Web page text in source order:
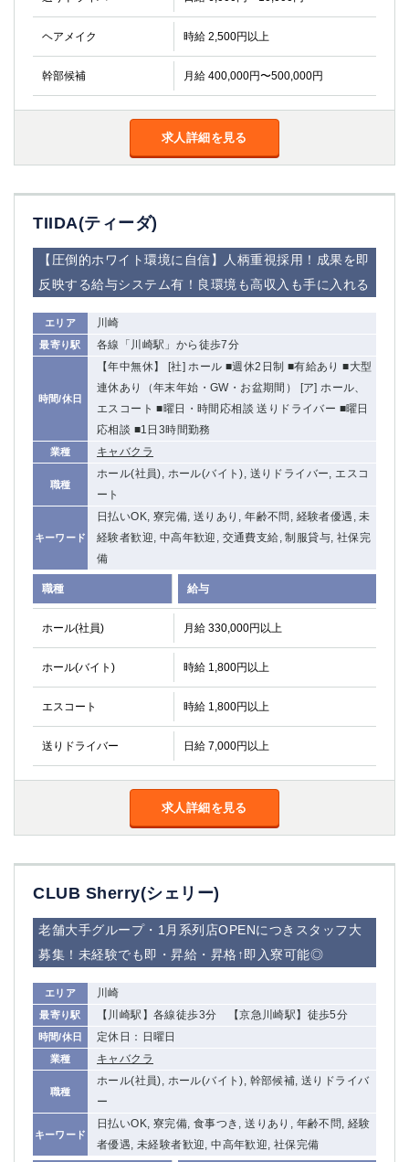
ヘアメイク 時給 2,500円以上
幹部候補 月給 400,000円〜500,000円
求人詳細を見る
TIIDA(ティーダ)
【圧倒的ホワイト環境に自信】人柄重視採用！成果を即
反映する給与システム有！良環境も高収入も手に入れる
エリア 川崎
最寄り駅 各線「川崎駅」から徒歩7分
時間/休日
【年中無休】 [社] ホール ■週休2日制 ■有給あり ■大型
連休あり（年末年始・GW・お盆期間） [ア] ホール、
エスコート ■曜日・時間応相談 送りドライバー ■曜日
応相談 ■1日3時間勤務
業種 キャバクラ
職種
ホール(社員), ホール(バイト), 送りドライバー, エスコ
ート
キーワード
日払いOK, 寮完備, 送りあり, 年齢不問, 経験者優遇, 未
経験者歓迎, 中高年歓迎, 交通費支給, 制服貸与, 社保完
備
職種 給与
ホール(社員) 月給 330,000円以上
ホール(バイト) 時給 1,800円以上
エスコート 時給 1,800円以上
送りドライバー 日給 7,000円以上
求人詳細を見る
CLUB Sherry(シェリー)
老舗大手グループ・1月系列店OPENにつきスタッフ大
募集！未経験でも即・昇給・昇格↑即入寮可能◎
エリア 川崎
最寄り駅 【川崎駅】各線徒歩3分 【京急川崎駅】徒歩5分
時間/休日 定休日：日曜日
業種 キャバクラ
職種
ホール(社員), ホール(バイト), 幹部候補, 送りドライバ
ー
キーワード
日払いOK, 寮完備, 食事つき, 送りあり, 年齢不問, 経験
者優遇, 未経験者歓迎, 中高年歓迎, 社保完備
荻窪
浅草
新小岩
幡ヶ谷
祖師ヶ谷大蔵
小岩
湯島
久米川
西麻布
関内
川崎
溝の口
本厚木
新横浜
藤沢
平塚
武蔵小杉
小田原
横浜・桜木町
関内・馬車道・日ノ出町
武蔵新城
茅ヶ崎
戸塚
たまプラーザ
相模原
厚木
志木
川越
草加
南浦和
熊谷
獨協大学前＜草加松原＞
春日部
川口
蕨
千葉県
船橋
津田沼
千葉
佐倉
柏（西口）
木更津
八千代台
本八幡
東金
浦安
栃木県
宇都宮
東武宇都宮（宇都宮西口）
茨城県
土浦
群馬県